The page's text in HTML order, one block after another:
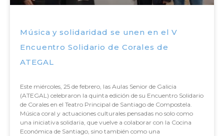
Música y solidaridad se unen en el V
Encuentro Solidario de Corales de
ATEGAL
Este miércoles, 25 de febrero, las Aulas Senior de Galicia
(ATEGAL) celebraron la quinta edición de su Encuentro Solidario
de Corales en el Teatro Principal de Santiago de Compostela.
Música coral y actuaciones culturales pensadas no solo como
una iniciativa solidaria, que vuelve a colaborar con la Cocina
Económica de Santiago, sino también como una